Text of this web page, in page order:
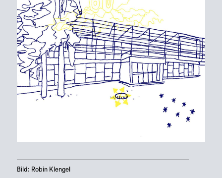
Bild: Robin Klengel